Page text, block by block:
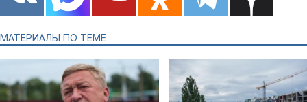
МАТЕРИАЛЫ ПО ТЕМЕ